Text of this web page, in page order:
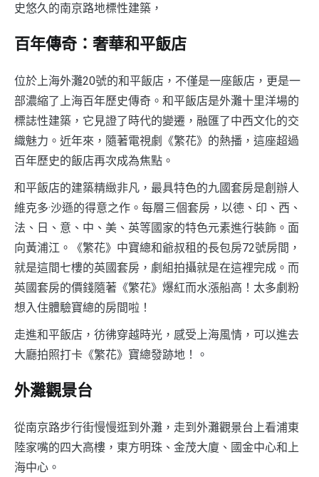
史悠久的南京路地標性建築，
百年傳奇：奢華和平飯店
位於上海外灘20號的和平飯店，不僅是一座飯店，更是一
部濃縮了上海百年歷史傳奇。和平飯店是外灘十里洋場的
標誌性建築，它見證了時代的變遷，融匯了中西文化的交
織魅力。近年來，隨著電視劇《繁花》的熱播，這座超過
百年歷史的飯店再次成為焦點。
和平飯店的建築精緻非凡，最具特色的九國套房是創辦人
維克多·沙遜的得意之作。每層三個套房，以德、印、西、
法、日、意、中、美、英等國家的特色元素進行裝飾。面
向黃浦江。《繁花》中寶總和爺叔租的長包房72號房間，
就是這間七樓的英國套房，劇組拍攝就是在這裡完成。而
英國套房的價錢隨著《繁花》爆紅而水漲船高！太多劇粉
想入住體驗寶總的房間啦！
走進和平飯店，彷彿穿越時光，感受上海風情，可以進去
大廳拍照打卡《繁花》寶總發跡地！。
外灘觀景台
從南京路步行街慢慢逛到外灘，走到外灘觀景台上看浦東
陸家嘴的四大高樓，東方明珠、金茂大廈、國金中心和上
海中心。